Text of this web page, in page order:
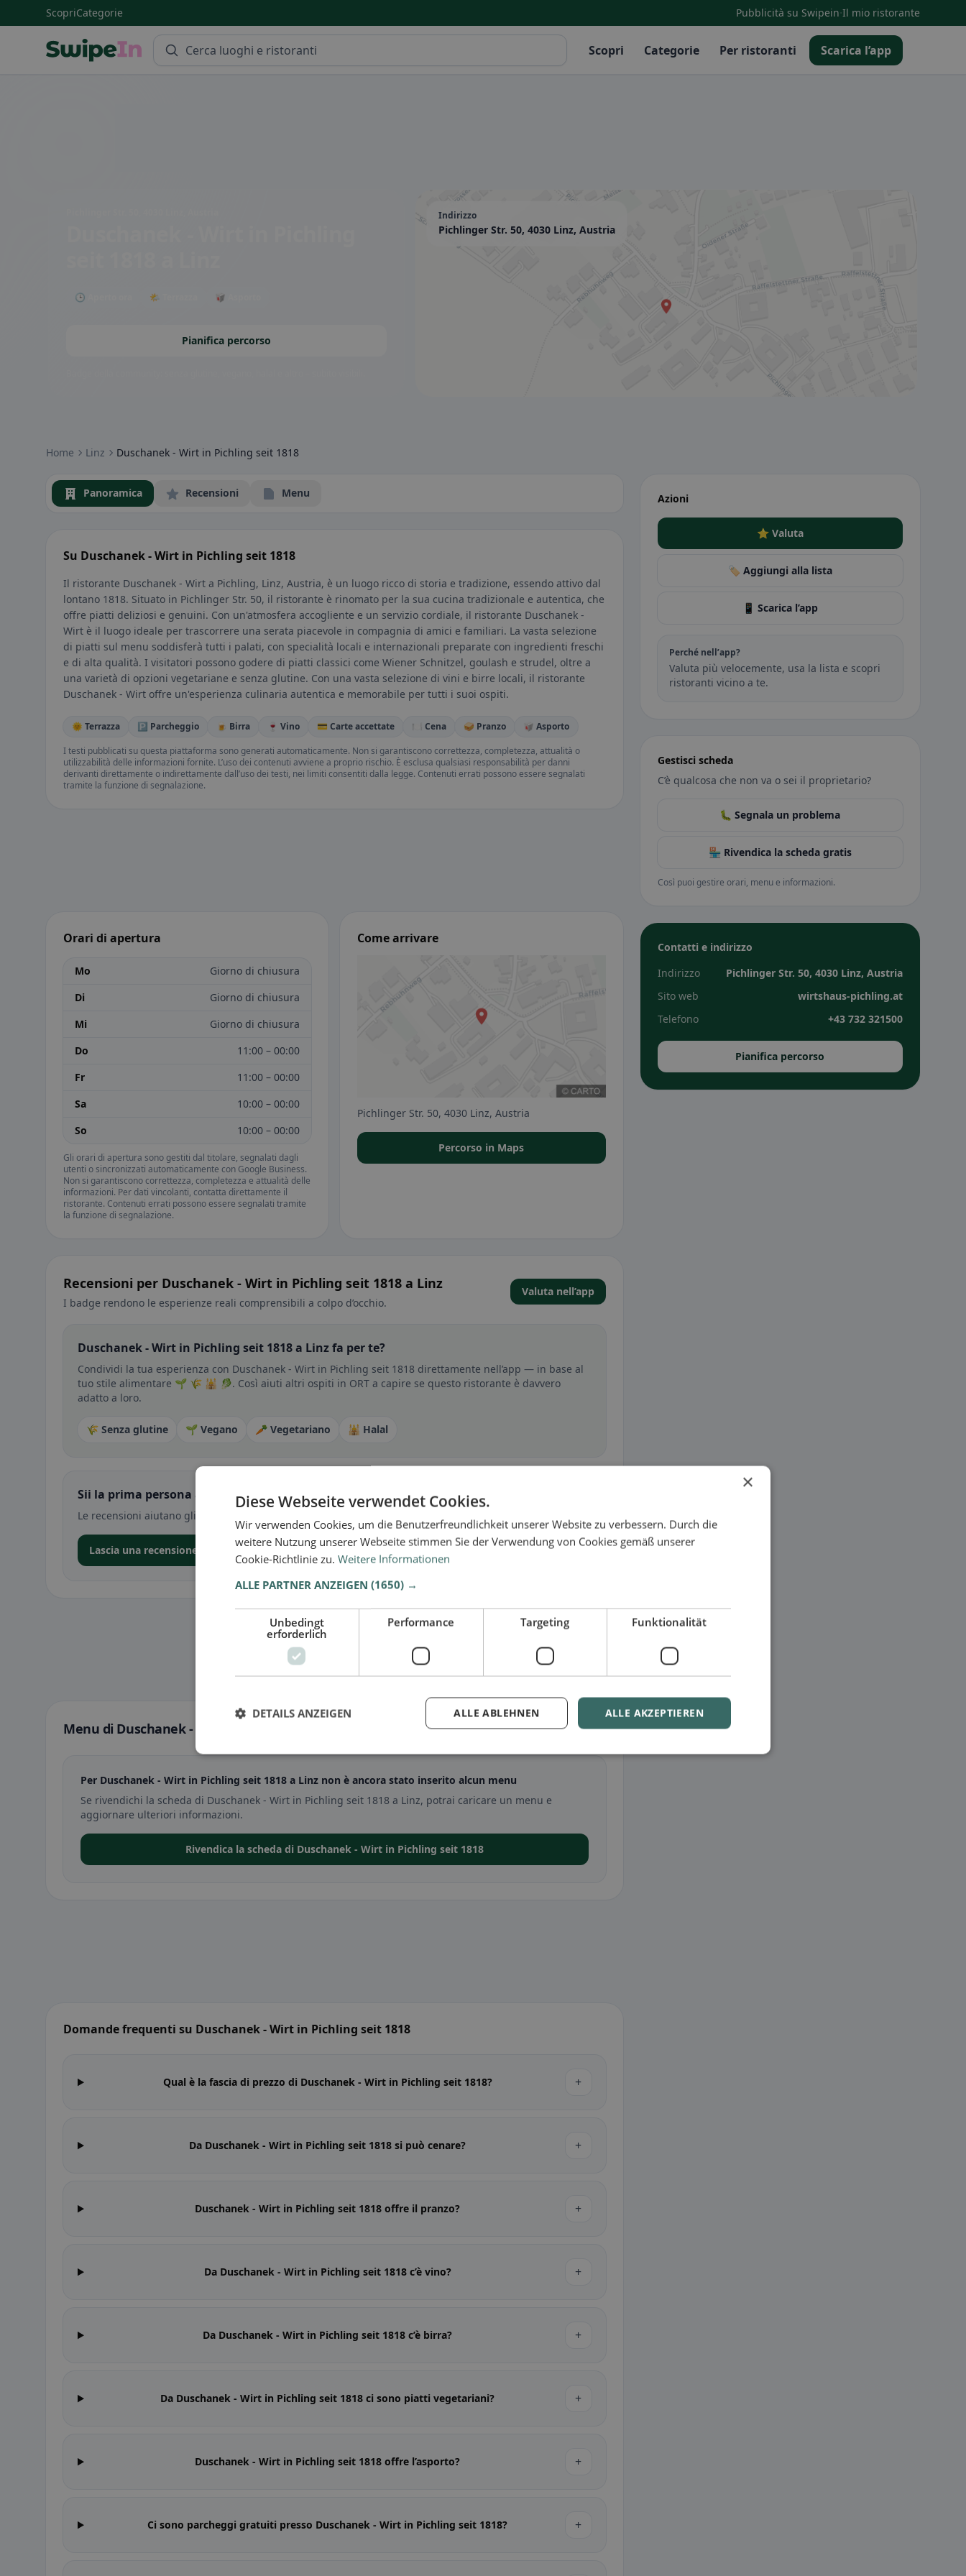
ScopriCategorie Pubblicità su Swipein·Il mio ristorante
Scopri Categorie Per ristoranti Scarica l’app
🕒 Aperto ora 🌤 Terrazza 🥡 Asporto
Pianifica percorso
Indirizzo
Pichlinger Str. 50, 4030 Linz, Austria
Home Linz Duschanek - Wirt in Pichling seit 1818
Panoramica Recensioni Menu
Su Duschanek - Wirt in Pichling seit 1818
Il ristorante Duschanek - Wirt a Pichling, Linz, Austria, è un luogo ricco di storia e tradizione, essendo attivo dal
lontano 1818. Situato in Pichlinger Str. 50, il ristorante è rinomato per la sua cucina tradizionale e autentica, che
offre piatti deliziosi e genuini. Con un'atmosfera accogliente e un servizio cordiale, il ristorante Duschanek -
Wirt è il luogo ideale per trascorrere una serata piacevole in compagnia di amici e familiari. La vasta selezione
di piatti sul menu soddisferà tutti i palati, con specialità locali e internazionali preparate con ingredienti freschi
e di alta qualità. I visitatori possono godere di piatti classici come Wiener Schnitzel, goulash e strudel, oltre a
una varietà di opzioni vegetariane e senza glutine. Con una vasta selezione di vini e birre locali, il ristorante
Duschanek - Wirt offre un'esperienza culinaria autentica e memorabile per tutti i suoi ospiti.
🌞 Terrazza 🅿️ Parcheggio 🍺 Birra 🍷 Vino 💳 Carte accettate 🍽️ Cena 🥪 Pranzo
🥡 Asporto
I testi pubblicati su questa piattaforma sono generati automaticamente. Non si garantiscono correttezza, completezza, attualità o
utilizzabilità delle informazioni fornite. L’uso dei contenuti avviene a proprio rischio. È esclusa qualsiasi responsabilità per danni
derivanti direttamente o indirettamente dall’uso dei testi, nei limiti consentiti dalla legge. Contenuti errati possono essere segnalati
tramite la funzione di segnalazione.
Orari di apertura
Mo
Giorno di chiusura
Di
Giorno di chiusura
Mi
Giorno di chiusura
Do
11:00 – 00:00
Fr
11:00 – 00:00
Sa
10:00 – 00:00
So
10:00 – 00:00
Gli orari di apertura sono gestiti dal titolare, segnalati dagli
utenti o sincronizzati automaticamente con Google Business.
Non si garantiscono correttezza, completezza e attualità delle
informazioni. Per dati vincolanti, contatta direttamente il
ristorante. Contenuti errati possono essere segnalati tramite
la funzione di segnalazione.
Come arrivare
Pichlinger Str. 50, 4030 Linz, Austria
Percorso in Maps
Recensioni per Duschanek - Wirt in Pichling seit 1818 a Linz
I badge rendono le esperienze reali comprensibili a colpo d’occhio.
Valuta nell’app
Duschanek - Wirt in Pichling seit 1818 a Linz fa per te?
Condividi la tua esperienza con Duschanek - Wirt in Pichling seit 1818 direttamente nell’app — in base al
tuo stile alimentare 🌱 🌾 🕌 🥬. Così aiuti altri ospiti in ORT a capire se questo ristorante è davvero
adatto a loro.
🌾 Senza glutine 🌱 Vegano 🥕 Vegetariano 🕌 Halal
Sii la prima persona a condividere la tua esperienza
Le recensioni aiutano gli altri a decidere — soprattutto per senza glutine, vegano, vegetariano o halal.
Lascia una recensione nell’app
Menu di Duschanek - Wirt in Pichling seit 1818 a Linz
Per Duschanek - Wirt in Pichling seit 1818 a Linz non è ancora stato inserito alcun menu
Se rivendichi la scheda di Duschanek - Wirt in Pichling seit 1818 a Linz, potrai caricare un menu e
aggiornare ulteriori informazioni.
Rivendica la scheda di Duschanek - Wirt in Pichling seit 1818
Domande frequenti su Duschanek - Wirt in Pichling seit 1818
Qual è la fascia di prezzo di Duschanek - Wirt in Pichling seit 1818? +
Da Duschanek - Wirt in Pichling seit 1818 si può cenare? +
Duschanek - Wirt in Pichling seit 1818 offre il pranzo? +
Da Duschanek - Wirt in Pichling seit 1818 c’è vino? +
Da Duschanek - Wirt in Pichling seit 1818 c’è birra? +
Da Duschanek - Wirt in Pichling seit 1818 ci sono piatti vegetariani? +
Duschanek - Wirt in Pichling seit 1818 offre l’asporto? +
Ci sono parcheggi gratuiti presso Duschanek - Wirt in Pichling seit 1818? +
Azioni
⭐ Valuta
🏷️ Aggiungi alla lista
📱 Scarica l’app
Perché nell’app?
Valuta più velocemente, usa la lista e scopri
ristoranti vicino a te.
Gestisci scheda
C’è qualcosa che non va o sei il proprietario?
🐛 Segnala un problema
🏪 Rivendica la scheda gratis
Così puoi gestire orari, menu e informazioni.
Contatti e indirizzo
Indirizzo
Pichlinger Str. 50, 4030 Linz, Austria
Sito web
wirtshaus-pichling.at
Telefono
+43 732 321500
Pianifica percorso
×
Diese Webseite verwendet Cookies.
Wir verwenden Cookies, um die Benutzerfreundlichkeit unserer Website zu verbessern. Durch die
weitere Nutzung unserer Webseite stimmen Sie der Verwendung von Cookies gemäß unserer
Cookie-Richtlinie zu. Weitere Informationen
ALLE PARTNER ANZEIGEN (1650) →
Unbedingt
erforderlich
Performance Targeting Funktionalität
ALLE AKZEPTIEREN
ALLE ABLEHNEN
DETAILS ANZEIGEN